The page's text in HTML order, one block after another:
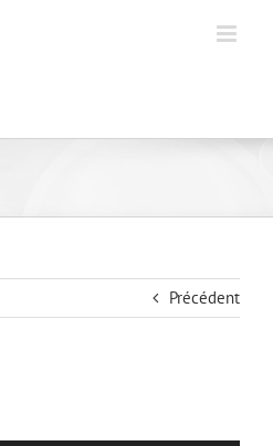
Précédent